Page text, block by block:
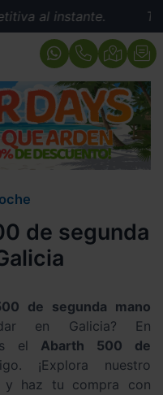
al instante.
de segunda
de segunda mano
en Galicia? En
el Abarth 500 de
¡Explora nuestro
y haz tu compra con